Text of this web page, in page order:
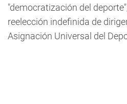
"democratización del
reelección indefinida de
Asignación Universal del